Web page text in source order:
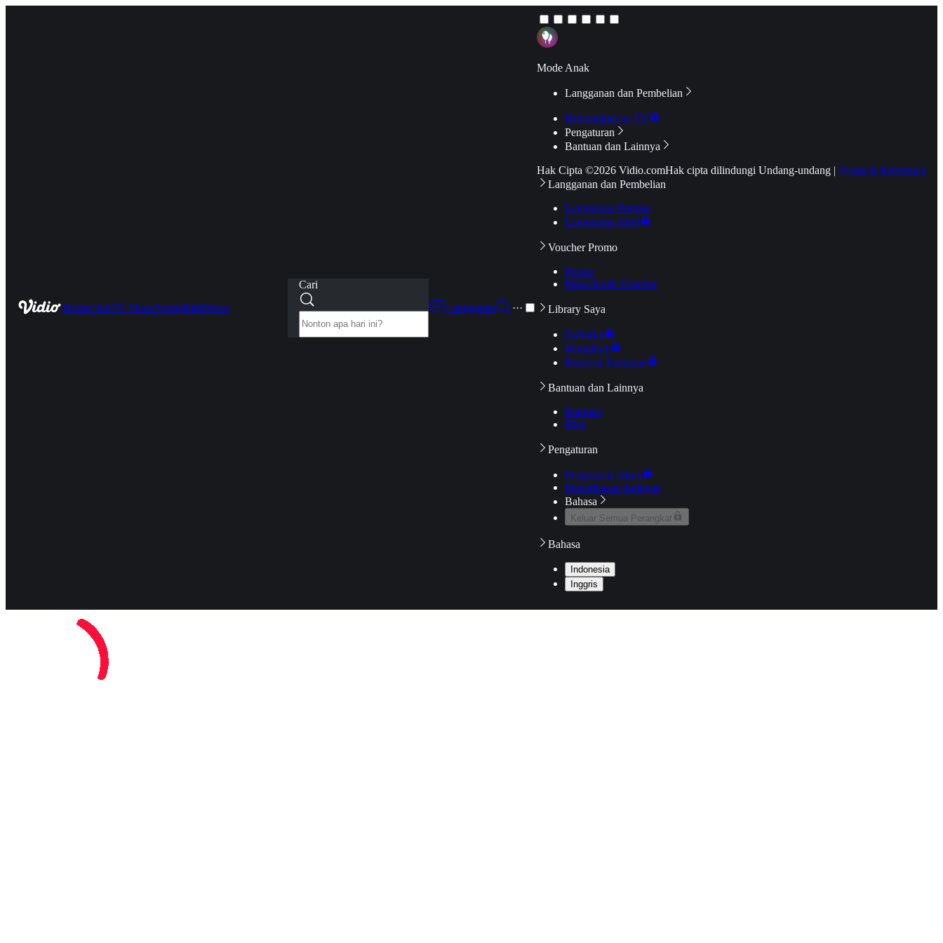
HomeLiveTV ShowSportsKidsNews
Cari
Langganan
···
Mode Anak
Langganan dan Pembelian
Hubungkan ke TV
Pengaturan
Bantuan dan Lainnya
Hak Cipta ©2026 Vidio.comHak cipta dilindungi Undang-undang | Syarat & Ketentuan
Langganan dan Pembelian
Langganan Premier
Langganan Aktif
Voucher Promo
Promo
Pakai Kode Voucher
Library Saya
Daftarku
Mengikuti
Riwayat Tontonan
Bantuan dan Lainnya
Bantuan
Blog
Pengaturan
Pengaturan Akun
Pemeriksaan Jaringan
Bahasa
Keluar Semua Perangkat
Bahasa
Indonesia
Inggris